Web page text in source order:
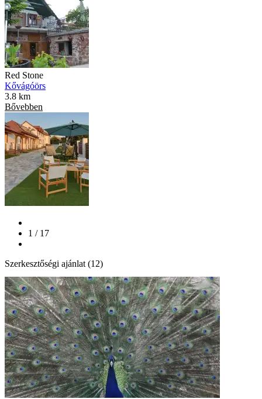
Red Stone
Kővágóörs
3.8 km
Bővebben
1 / 17
Szerkesztőségi ajánlat (12)